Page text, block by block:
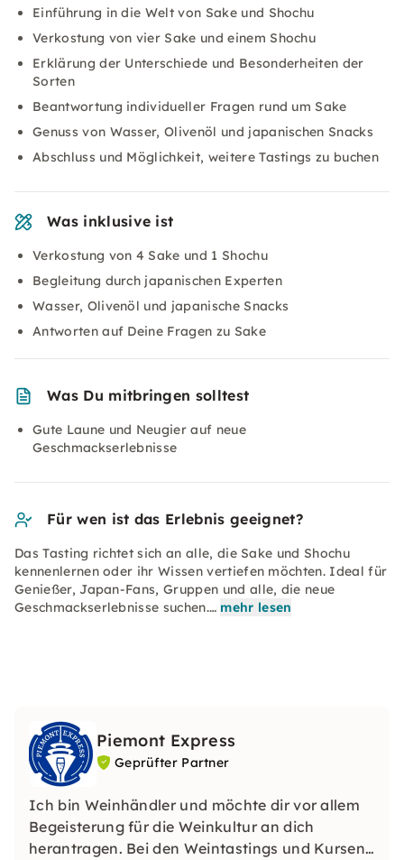
Einführung in die Welt von Sake und Shochu
Verkostung von vier Sake und einem Shochu
Erklärung der Unterschiede und Besonderheiten der
Sorten
Beantwortung individueller Fragen rund um Sake
Genuss von Wasser, Olivenöl und japanischen Snacks
Abschluss und Möglichkeit, weitere Tastings zu buchen
Was inklusive ist
Verkostung von 4 Sake und 1 Shochu
Begleitung durch japanischen Experten
Wasser, Olivenöl und japanische Snacks
Antworten auf Deine Fragen zu Sake
Was Du mitbringen solltest
Gute Laune und Neugier auf neue
Geschmackserlebnisse
Für wen ist das Erlebnis geeignet?
Das Tasting richtet sich an alle, die Sake und Shochu
kennenlernen oder ihr Wissen vertiefen möchten. Ideal für
Genießer, Japan-Fans, Gruppen und alle, die neue
Geschmackserlebnisse suchen.… mehr lesen
Piemont Express
Geprüfter Partner
Ich bin Weinhändler und möchte dir vor allem
Begeisterung für die Weinkultur an dich
herantragen. Bei den Weintastings und Kursen